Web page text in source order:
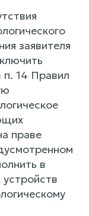
заявителя
п. 14 Правил
праве
в